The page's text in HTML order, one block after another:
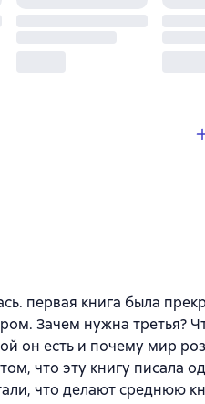
первая книга была
Зачем нужна третья?
он есть и почему мир
что эту книгу писала
что делают среднюю